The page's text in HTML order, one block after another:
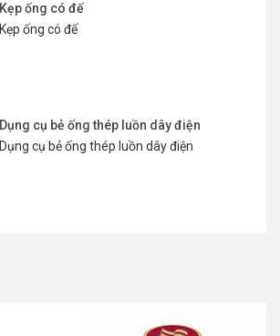
Kẹp ống có đế
Kẹp ống có đế
Dụng cụ bẻ ống thép luồn dây điện
Dụng cụ bẻ ống thép luồn dây điện